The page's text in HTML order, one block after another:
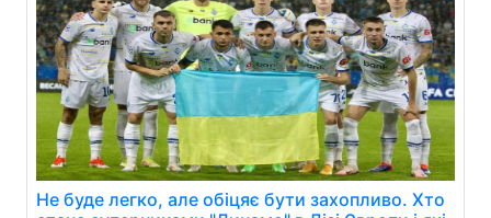
Не буде легко, але обіцяє бути захопливо. Хто